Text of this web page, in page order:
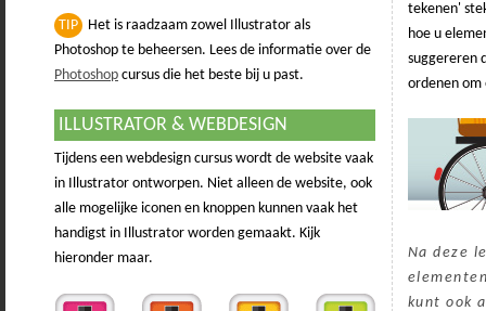
TIP
Het is raadzaam zowel Illustrator als
Photoshop te beheersen. Lees de informatie over de
Photoshop cursus die het beste bij u past.
ILLUSTRATOR & WEBDESIGN
Tijdens een webdesign cursus wordt de website vaak
in Illustrator ontworpen. Niet alleen de website, ook
alle mogelijke iconen en knoppen kunnen vaak het
handigst in Illustrator worden gemaakt. Kijk
hieronder maar.
tekenen'
hoe u
suggereren
ordenen om
Na deze
kunt ook